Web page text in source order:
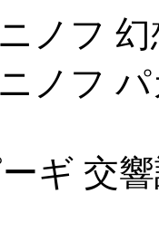
ノフ
ノフ
ギ 交